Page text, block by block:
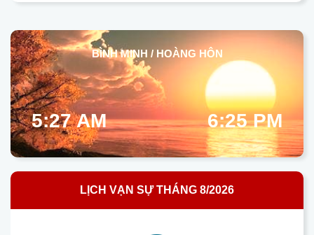
BÌNH MINH / HOÀNG HÔN
5:27 AM 6:25 PM
LỊCH VẠN SỰ THÁNG 8/2026